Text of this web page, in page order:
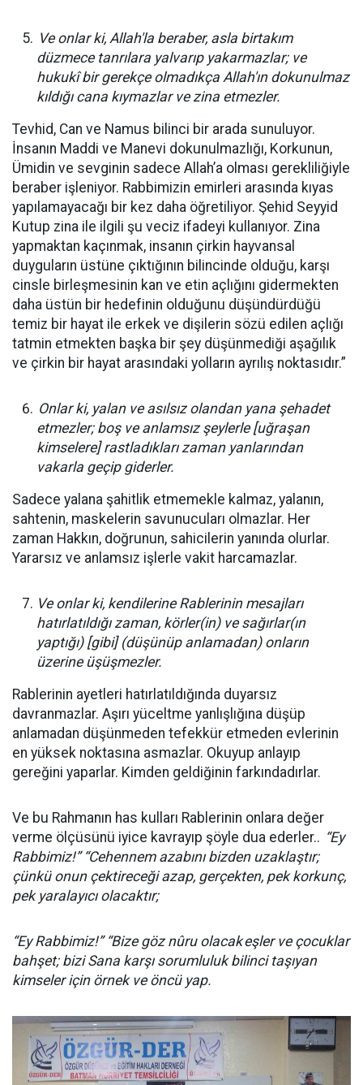
Ve onlar ki, Allah'la beraber, asla birtakım
düzmece tanrılara yalvarıp yakarmazlar; ve
hukukî bir gerekçe olmadıkça Allah'ın dokunulmaz
kıldığı cana kıymazlar ve zina etmezler.
Tevhid, Can ve Namus bilinci bir arada sunuluyor.
İnsanın Maddi ve Manevi dokunulmazlığı, Korkunun,
Ümidin ve sevginin sadece Allah’a olması gerekliliğiyle
beraber işleniyor. Rabbimizin emirleri arasında kıyas
yapılamayacağı bir kez daha öğretiliyor. Şehid Seyyid
Kutup zina ile ilgili şu veciz ifadeyi kullanıyor. Zina
yapmaktan kaçınmak, insanın çirkin hayvansal
duyguların üstüne çıktığının bilincinde olduğu, karşı
cinsle birleşmesinin kan ve etin açlığını gidermekten
daha üstün bir hedefinin olduğunu düşündürdüğü
temiz bir hayat ile erkek ve dişilerin sözü edilen açlığı
tatmin etmekten başka bir şey düşünmediği aşağılık
ve çirkin bir hayat arasındaki yolların ayrılış noktasıdır.”
Onlar ki, yalan ve asılsız olandan yana şehadet
etmezler; boş ve anlamsız şeylerle [uğraşan
kimselere] rastladıkları zaman yanlarından
vakarla geçip giderler.
Sadece yalana şahitlik etmemekle kalmaz, yalanın,
sahtenin, maskelerin savunucuları olmazlar. Her
zaman Hakkın, doğrunun, sahicilerin yanında olurlar.
Yararsız ve anlamsız işlerle vakit harcamazlar.
Ve onlar ki, kendilerine Rablerinin mesajları
hatırlatıldığı zaman, körler(in) ve sağırlar(ın
yaptığı) [gibi] (düşünüp anlamadan) onların
üzerine üşüşmezler.
Rablerinin ayetleri hatırlatıldığında duyarsız
davranmazlar. Aşırı yüceltme yanlışlığına düşüp
anlamadan düşünmeden tefekkür etmeden evlerinin
en yüksek noktasına asmazlar. Okuyup anlayıp
gereğini yaparlar. Kimden geldiğinin farkındadırlar.
Ve bu Rahmanın has kulları Rablerinin onlara değer
verme ölçüsünü iyice kavrayıp şöyle dua ederler.. “Ey
Rabbimiz!” “Cehennem azabını bizden uzaklaştır;
çünkü onun çektireceği azap, gerçekten, pek korkunç,
pek yaralayıcı olacaktır;
“Ey Rabbimiz!” “Bize göz nûru olacakeşler ve çocuklar
bahşet; bizi Sana karşı sorumluluk bilinci taşıyan
kimseler için örnek ve öncü yap.